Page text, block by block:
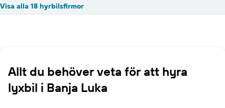
Visa alla 18 hyrbilsfirmor
Allt du behöver veta för att hyra
lyxbil i Banja Luka